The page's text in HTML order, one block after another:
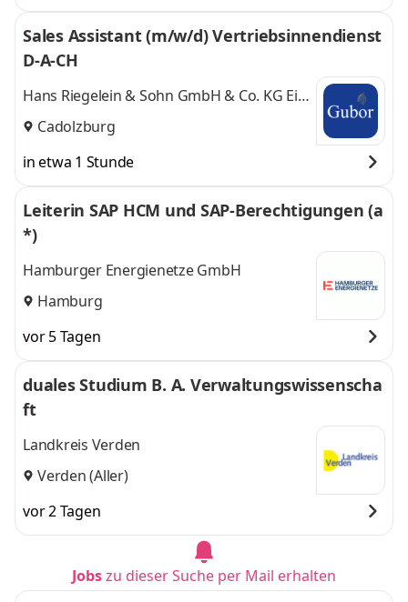
Sales Assistant (m/w/d) Vertriebsinnendienst
D-A-CH
Hans Riegelein & Sohn GmbH & Co. KG Ein
Unternehmen der Gubor-Gruppe
Cadolzburg
in etwa 1 Stunde
Leiterin SAP HCM und SAP-Berechtigungen (a
*)
Hamburger Energienetze GmbH
Hamburg
vor 5 Tagen
duales Studium B. A. Verwaltungswissenscha
ft
Landkreis Verden
Verden (Aller)
vor 2 Tagen
Jobszu dieser Suche per Mail erhalten